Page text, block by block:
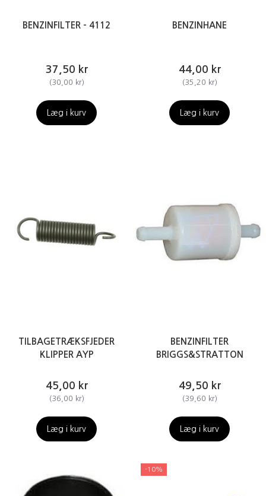
BENZINFILTER - 4112
37,50 kr
(30,00 kr)
Læg i kurv
BENZINHANE
44,00 kr
(35,20 kr)
Læg i kurv
TILBAGETRÆKSFJEDER
KLIPPER AYP
45,00 kr
(36,00 kr)
Læg i kurv
BENZINFILTER
BRIGGS&STRATTON
49,50 kr
(39,60 kr)
Læg i kurv
-10%